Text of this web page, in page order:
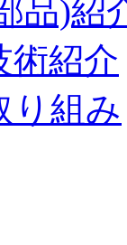
品)紹
術紹介
り組み